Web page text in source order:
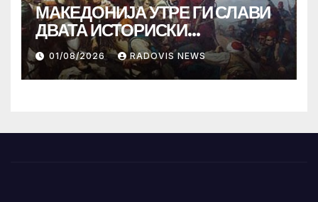
МАКЕДОНИЈА УТРЕ ГИ СЛАВИ
ДВАТА ИСТОРИСКИ
ИЛИНДЕНА!
01/08/2026 RADOVIS NEWS